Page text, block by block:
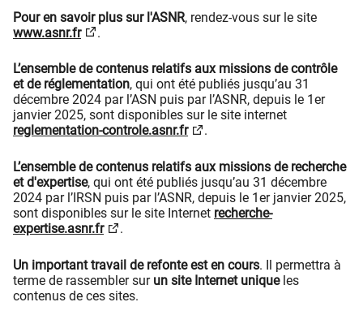
Pour en savoir plus sur l'ASNR, rendez-vous sur le site
www.asnr.fr
.
L’ensemble de contenus relatifs aux missions de contrôle
et de réglementation, qui ont été publiés jusqu’au 31
décembre 2024 par l’ASN puis par l’ASNR, depuis le 1er
janvier 2025, sont disponibles sur le site internet
reglementation-controle.asnr.fr
.
L’ensemble de contenus relatifs aux missions de recherche
et d'expertise, qui ont été publiés jusqu’au 31 décembre
2024 par l’IRSN puis par l’ASNR, depuis le 1er janvier 2025,
sont disponibles sur le site Internet recherche-
expertise.asnr.fr
.
Un important travail de refonte est en cours. Il permettra à
terme de rassembler sur un site Internet uniqueles
contenus de ces sites.